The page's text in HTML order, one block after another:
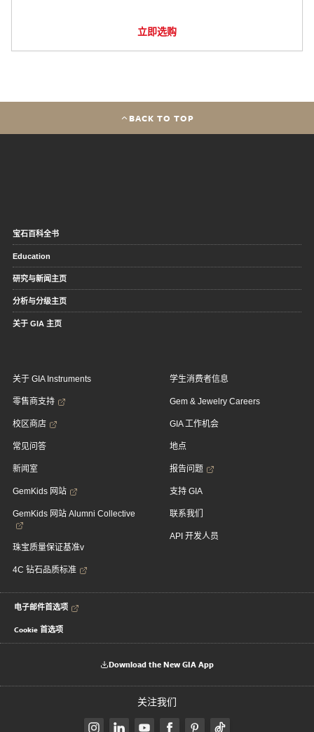
立即选购
BACK TO TOP
宝石百科全书
Education
研究与新闻主页
分析与分级主页
关于 GIA 主页
关于 GIA Instruments
零售商支持
校区商店
常见问答
新闻室
GemKids 网站
GemKids 网站 Alumni Collective
珠宝质量保证基准v
4C 钻石品质标准
学生消费者信息
Gem & Jewelry Careers
GIA 工作机会
地点
报告问题
支持 GIA
联系我们
API 开发人员
电子邮件首选项
Cookie 首选项
Download the New GIA App
关注我们